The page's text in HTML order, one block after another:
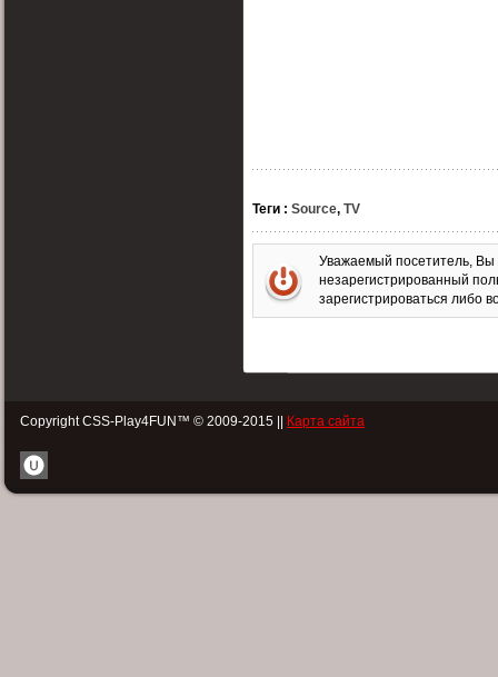
Теги : Source, TV
Уважаемый посетитель, Вы
незарегистрированный
зарегистрироваться либо
Copyright CSS-Play4FUN™ © 2009-2015 || Карта сайта